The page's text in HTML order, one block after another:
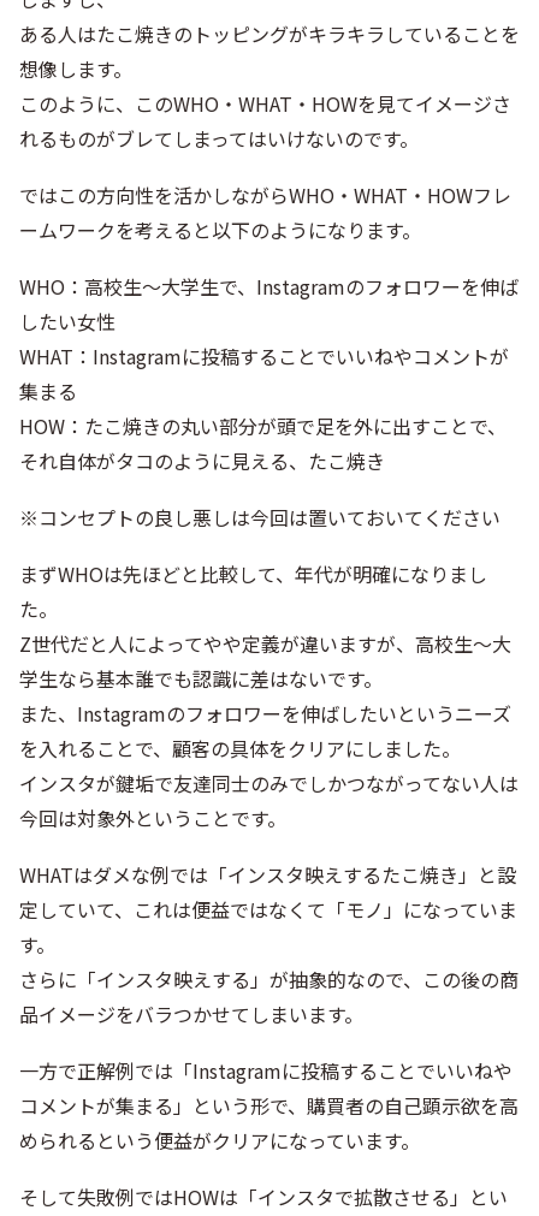
ある人はたこ焼きのトッピングがキラキラしていることを
想像します。
このように、このWHO・WHAT・HOWを見てイメージさ
れるものがブレてしまってはいけないのです。
ではこの方向性を活かしながらWHO・WHAT・HOWフレ
ームワークを考えると以下のようになります。
WHO：高校生～大学生で、Instagramのフォロワーを伸ば
したい女性
WHAT：Instagramに投稿することでいいねやコメントが
集まる
HOW：たこ焼きの丸い部分が頭で足を外に出すことで、
それ自体がタコのように見える、たこ焼き
※コンセプトの良し悪しは今回は置いておいてください
まずWHOは先ほどと比較して、年代が明確になりまし
た。
Z世代だと人によってやや定義が違いますが、高校生～大
学生なら基本誰でも認識に差はないです。
また、Instagramのフォロワーを伸ばしたいというニーズ
を入れることで、顧客の具体をクリアにしました。
インスタが鍵垢で友達同士のみでしかつながってない人は
今回は対象外ということです。
WHATはダメな例では「インスタ映えするたこ焼き」と設
定していて、これは便益ではなくて「モノ」になっていま
す。
さらに「インスタ映えする」が抽象的なので、この後の商
品イメージをバラつかせてしまいます。
一方で正解例では「Instagramに投稿することでいいねや
コメントが集まる」という形で、購買者の自己顕示欲を高
められるという便益がクリアになっています。
そして失敗例ではHOWは「インスタで拡散させる」とい